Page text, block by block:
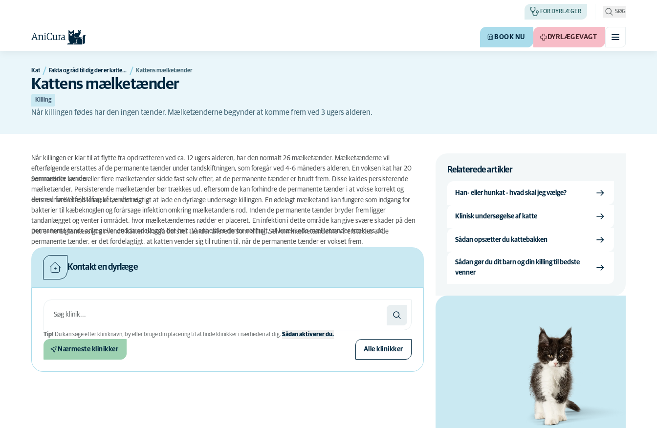
FOR DYRLÆGER SØG
BOOK NU DYRLÆGEVAGT
Kat Fakta og råd til dig der er katteejer Kattens mælketænder
Kattens mælketænder
Killing
Når killingen fødes har den ingen tænder. Mælketænderne begynder at komme frem ved 3 ugers alderen.
Når killingen er klar til at flytte fra opdrætteren ved ca. 12 ugers alderen, har den normalt 26 mælketænder. Mælketænderne vil
efterfølgende erstattes af de permanente tænder under tandskiftningen, som foregår ved 4-6 måneders alderen. En voksen kat har 20
permanente tænder.
Sommetider kan en eller flere mælketænder sidde fast selv efter, at de permanente tænder er brudt frem. Disse kaldes persisterende
mælketænder. Persisterende mælketænder bør trækkes ud, eftersom de kan forhindre de permanente tænder i at vokse korrekt og
dermed føre til fejlstilling af tænderne.
Hvis en mælketand knækker, er det vigtigt at lade en dyrlæge undersøge killingen. En ødelagt mælketand kan fungere som indgang for
bakterier til kæbeknoglen og forårsage infektion omkring mælketandens rod. Inden de permanente tænder bryder frem ligger
tandanlægget og venter i området, hvor mælketændernes rødder er placeret. En infektion i dette område kan give svære skader på den
permanente tands anlæg eller endda ødelægge det helt. Vi anbefaler derfor normalt, at knækkede mælketænder trækkes ud.
Det er hensigtsmæssigt at vende katten til at få børstet tænder allerede som killing. Selvom mælketænderne vil erstattes af de
permanente tænder, er det fordelagtigt, at katten vender sig til rutinen til, når de permanente tænder er vokset frem.
Kontakt en dyrlæge
Tip! Du kan søge efter kliniknavn, by eller bruge din placering til at finde klinikker i nærheden af ​​dig. Sådan aktiverer du.
Nærmeste klinikker Alle klinikker
Relaterede artikler
Han- eller hunkat - hvad skal jeg vælge?
Klinisk undersøgelse af katte
Sådan opsætter du kattebakken
Sådan gør du dit barn og din killing til bedste
venner